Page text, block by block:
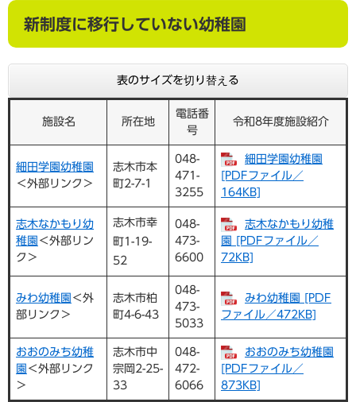
新制度に移行していない幼稚園
表のサイズを切り替える
施設名 所在地
電話番
号
令和8年度施設紹介
細田学園幼稚園
＜外部リンク＞
志木市本
町2-7-1
048-
471-
3255
細田学園幼稚園
[PDFファイル／
164KB]
志木なかもり幼
稚園 ＜外部リン
ク＞
志木市幸
町1-19-
52
048-
473-
6600
志木なかもり幼稚
園 [PDFファイル／
72KB]
みわ幼稚園 ＜外
部リンク＞
志木市柏
町4-6-43
048-
473-
5033
みわ幼稚園 [PDF
ファイル／472KB]
おおのみち幼稚
園 ＜外部リンク
＞
志木市中
宗岡2-25-
33
048-
472-
6066
おおのみち幼稚園
[PDFファイル／
873KB]